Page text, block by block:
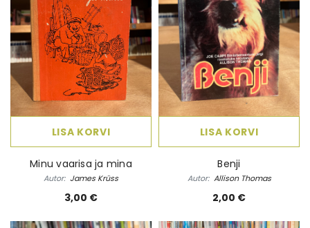
LISA KORVI
Minu vaarisa ja mina
Autor: James Krüss
3,00 €
LISA KORVI
Benji
Autor: Allison Thomas
2,00 €